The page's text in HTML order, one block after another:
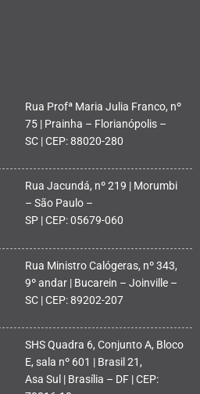
Rua Profª Maria Julia Franco, nº
75 | Prainha – Florianópolis –
SC | CEP: 88020-280
Rua Jacundá, nº 219 | Morumbi
– São Paulo –
SP | CEP: 05679-060
Rua Ministro Calógeras, nº 343,
9º andar | Bucarein – Joinville –
SC | CEP: 89202-207
SHS Quadra 6, Conjunto A, Bloco
E, sala nº 601 | Brasil 21,
Asa Sul | Brasília – DF | CEP: